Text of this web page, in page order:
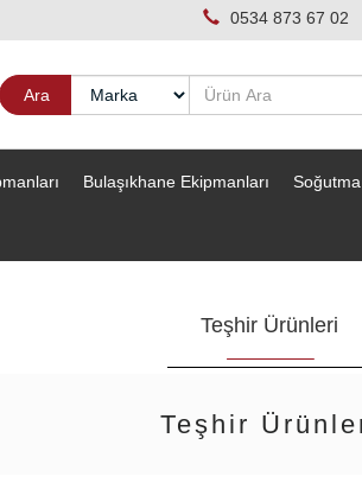
0534 873 67 02
Bulaşıkhane Ekipmanları
Teşhir Ürünleri
Teşhir